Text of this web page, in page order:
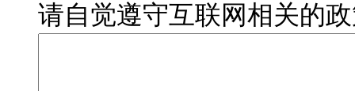
请自觉遵守互联网相关的